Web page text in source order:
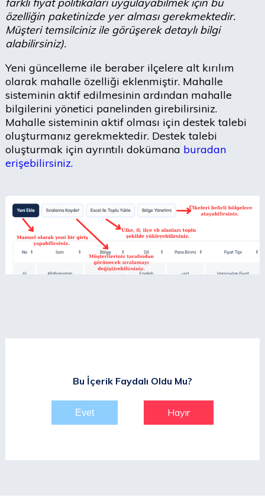
özelliğin paketinizde yer alması gerekmektedir.
Müşteri temsilciniz ile görüşerek detaylı bilgi
alabilirsiniz).
Yeni güncelleme ile beraber ilçelere alt kırılım
olarak mahalle özelliği eklenmiştir. Mahalle
sisteminin aktif edilmesinin ardından mahalle
bilgilerini yönetici panelinden girebilirsiniz.
Mahalle sisteminin aktif olması için destek talebi
oluşturmanız gerekmektedir. Destek talebi
oluşturmak için ayrıntılı dokümana buradan
erişebilirsiniz.
Bu İçerik Faydalı Oldu Mu?
Hayır